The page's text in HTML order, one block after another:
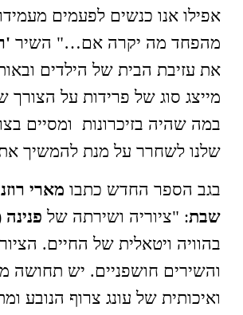
אפילו אנו כנשים לפעמים
מהפחד מה יקרה אם…" השיר
את עזיבת הבית של הילדים
מייצג סוג של פרידות על הצורך
במה שהיה בזיכרונות ומסיים
שלנו לשחרר על מנת להמשיך
בגב הספר החדש כתבו מארי
שבת: "ציוריה ושירתה של פנינה
בהוויה ויטאלית של החיים.
והשירים חושפניים. יש תחושה
ואיכותית של עונג צרוף הנובע